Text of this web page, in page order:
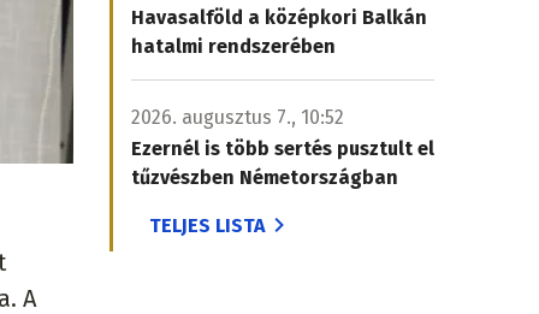
A
Havasalföld a középkori Balkán
hatalmi rendszerében
2026. augusztus 7., 10:52
Ezernél is több sertés pusztult el
tűzvészben Németországban
TELJES LISTA